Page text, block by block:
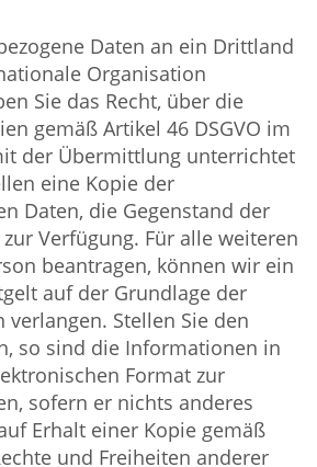
Daten an ein Drittland
Organisation
Sie das Recht, über die
gemäß Artikel 46 DSGVO im
der Übermittlung unterrichtet
eine Kopie der
Daten, die Gegenstand der
Verfügung. Für alle weiteren
beantragen, können wir ein
auf der Grundlage der
verlangen. Stellen Sie den
so sind die Informationen in
Format zur
sofern er nichts anderes
Erhalt einer Kopie gemäß
und Freiheiten anderer